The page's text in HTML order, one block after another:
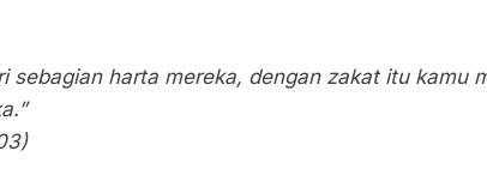
sebagian harta mereka, dengan zakat itu kamu